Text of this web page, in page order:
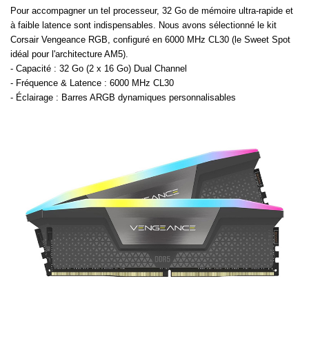
Pour accompagner un tel processeur, 32 Go de mémoire ultra-rapide et
à faible latence sont indispensables. Nous avons sélectionné le kit
Corsair Vengeance RGB, configuré en 6000 MHz CL30 (le Sweet Spot
idéal pour l'architecture AM5).
- Capacité : 32 Go (2 x 16 Go) Dual Channel
- Fréquence & Latence : 6000 MHz CL30
- Éclairage : Barres ARGB dynamiques personnalisables